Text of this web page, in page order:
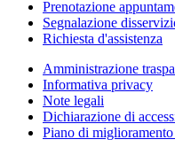
Prenotazione
Segnalazione
Richiesta d'assistenza
Amministrazione
Informativa privacy
Note legali
Dichiarazione di
Piano di